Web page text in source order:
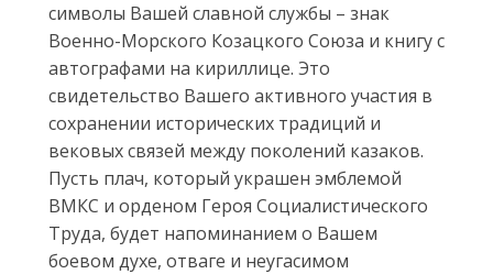
символы Вашей славной службы – знак
Военно-Морского Козацкого Союза и книгу с
автографами на кириллице. Это
свидетельство Вашего активного участия в
сохранении исторических традиций и
вековых связей между поколений казаков.
Пусть плач, который украшен эмблемой
ВМКС и орденом Героя Социалистического
Труда, будет напоминанием о Вашем
боевом духе, отваге и неугасимом